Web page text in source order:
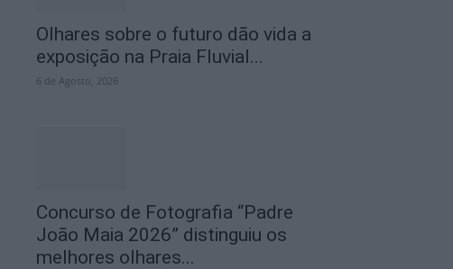
Olhares sobre o futuro dão vida a
exposição na Praia Fluvial...
6 de Agosto, 2026
Concurso de Fotografia “Padre
João Maia 2026” distinguiu os
melhores olhares...